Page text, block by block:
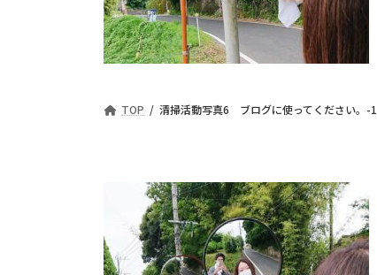
TOP 清掃活動写真6 ブログに使ってください。-1